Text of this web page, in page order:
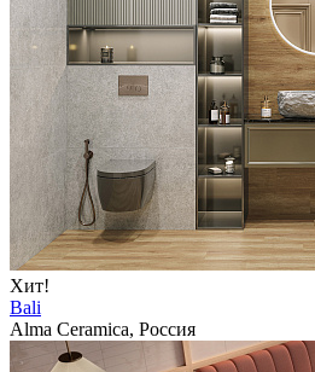
Хит!
Bali
Alma Ceramica, Россия